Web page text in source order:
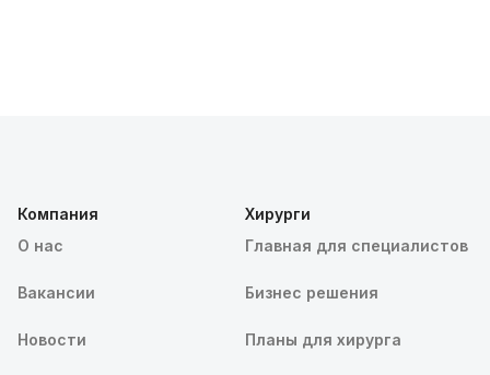
Компания
О нас
Вакансии
Новости
Хирурги
Главная для специалистов
Бизнес решения
Планы для хирурга